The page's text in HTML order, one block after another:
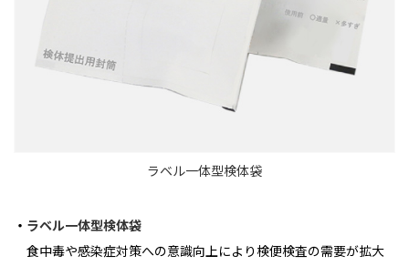
ラベル一体型検体袋
・ ラベル一体型検体袋
食中毒や感染症対策への意識向上により検便検査の需要が拡大